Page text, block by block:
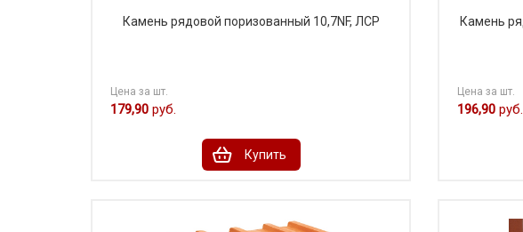
Камень рядовой поризованный 10,7NF, ЛСР
Цена за шт.
179,90 руб.
Купить
Камень
Цена за шт.
196,90 руб.